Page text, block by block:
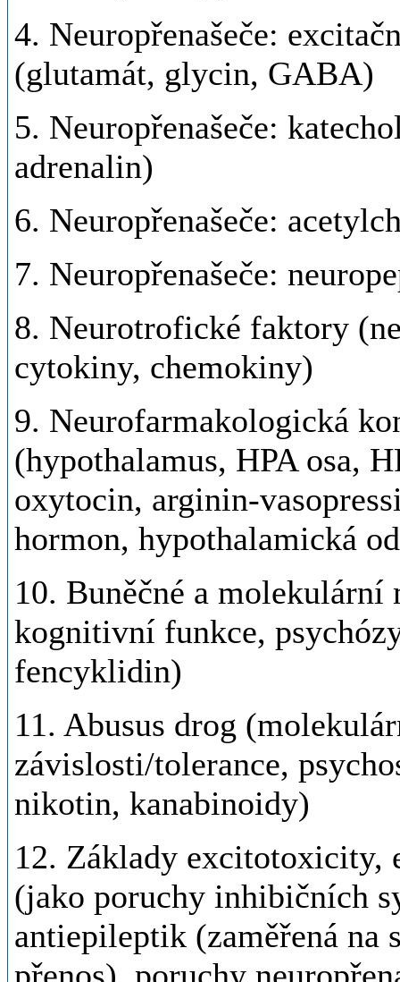
4. Neuropřenašeče:
(glutamát, glycin, GABA)
5. Neuropřenašeče:
adrenalin)
6. Neuropřenašeče:
7. Neuropřenašeče:
8. Neurotrofické faktory
cytokiny, chemokiny)
9. Neurofarmakologická
(hypothalamus, HPA osa,
oxytocin, arginin-
hormon, hypothalamická
10. Buněčné a
kognitivní funkce,
fencyklidin)
11. Abusus drog
závislosti/tolerance,
nikotin, kanabinoidy)
12. Základy excitotoxicity,
(jako poruchy inhibičních
antiepileptik (zaměřená na